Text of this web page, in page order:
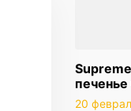
20